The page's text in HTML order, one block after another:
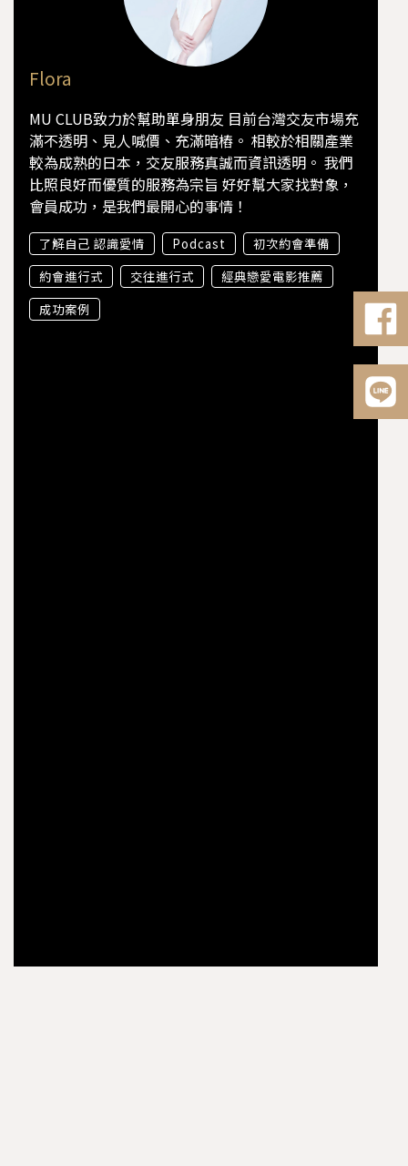
Flora
MU CLUB致力於幫助單身朋友 目前台灣交友市場充
滿不透明、見人喊價、充滿暗樁。 相較於相關產業
較為成熟的日本，交友服務真誠而資訊透明。 我們
比照良好而優質的服務為宗旨 好好幫大家找對象，
會員成功，是我們最開心的事情！
了解自己 認識愛情 Podcast
初次約會準備
約會進行式
交往進行式
經典戀愛電影推薦
成功案例